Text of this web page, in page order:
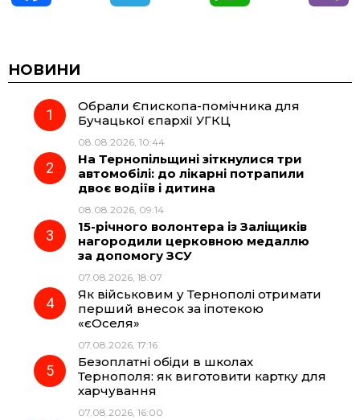
c
e
o
o
e
g
r
a
m
t
p
НОВИНИ
Обрали Єпископа-помічника для
Бучацької єпархії УГКЦ
08.08.2026, 10:44
На Тернопільщині зіткнулися три
автомобілі: до лікарні потрапили
двоє водіїв і дитина
08.08.2026, 09:14
15-річного волонтера із Заліщиків
нагородили церковною медаллю
за допомогу ЗСУ
07.08.2026, 18:07
Як військовим у Тернополі отримати
перший внесок за іпотекою
«єОселя»
07.08.2026, 17:16
Безоплатні обіди в школах
Тернополя: як виготовити картку для
харчування
07.08.2026, 16:00